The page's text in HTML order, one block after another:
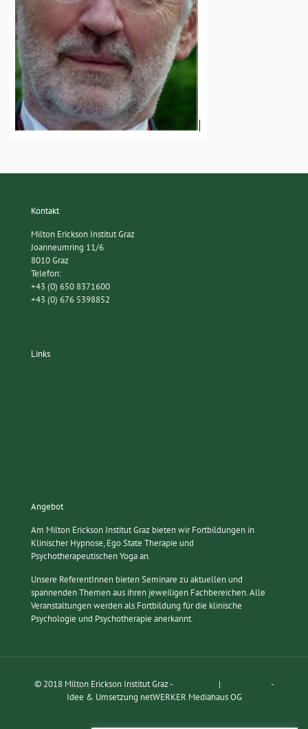
Kontakt
Milton Erickson Institut Graz
Joanneumring 11/6
8010 Graz
Telefon:
+43 (0) 650 8371600
+43 (0) 676 5398852
Links
Angebot
Am Milton Erickson Institut Graz bieten wir Fortbildungen in
Klinischer Hypnose, Ego State Therapie und
Psychotherapeutischen Yoga an.
Unsere ReferentInnen bieten Seminare zu aktuellen und
spannenden Themen aus ihren jeweiligen Fachbereichen. Alle
Veranstaltungen werden als Fortbildung für die klinische
Psychologie und Psychotherapie anerkannt.
© 2018 Milton Erickson Institut Graz - |
-
Idee & Umsetzung netWERKER Mediahaus OG